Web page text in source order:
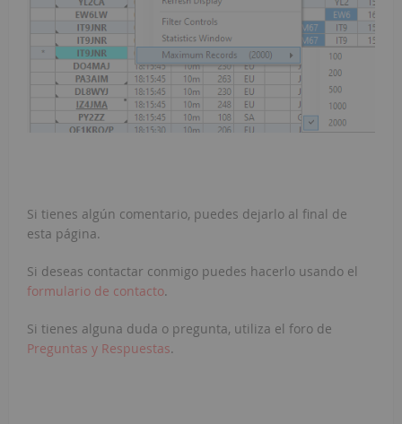
Si tienes algún comentario, puedes dejarlo al final de
esta página.
Si deseas contactar conmigo puedes hacerlo usando el
formulario de contacto.
Si tienes alguna duda o pregunta, utiliza el foro de
Preguntas y Respuestas.